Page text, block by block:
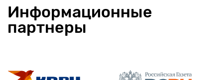
Информационные
партнеры